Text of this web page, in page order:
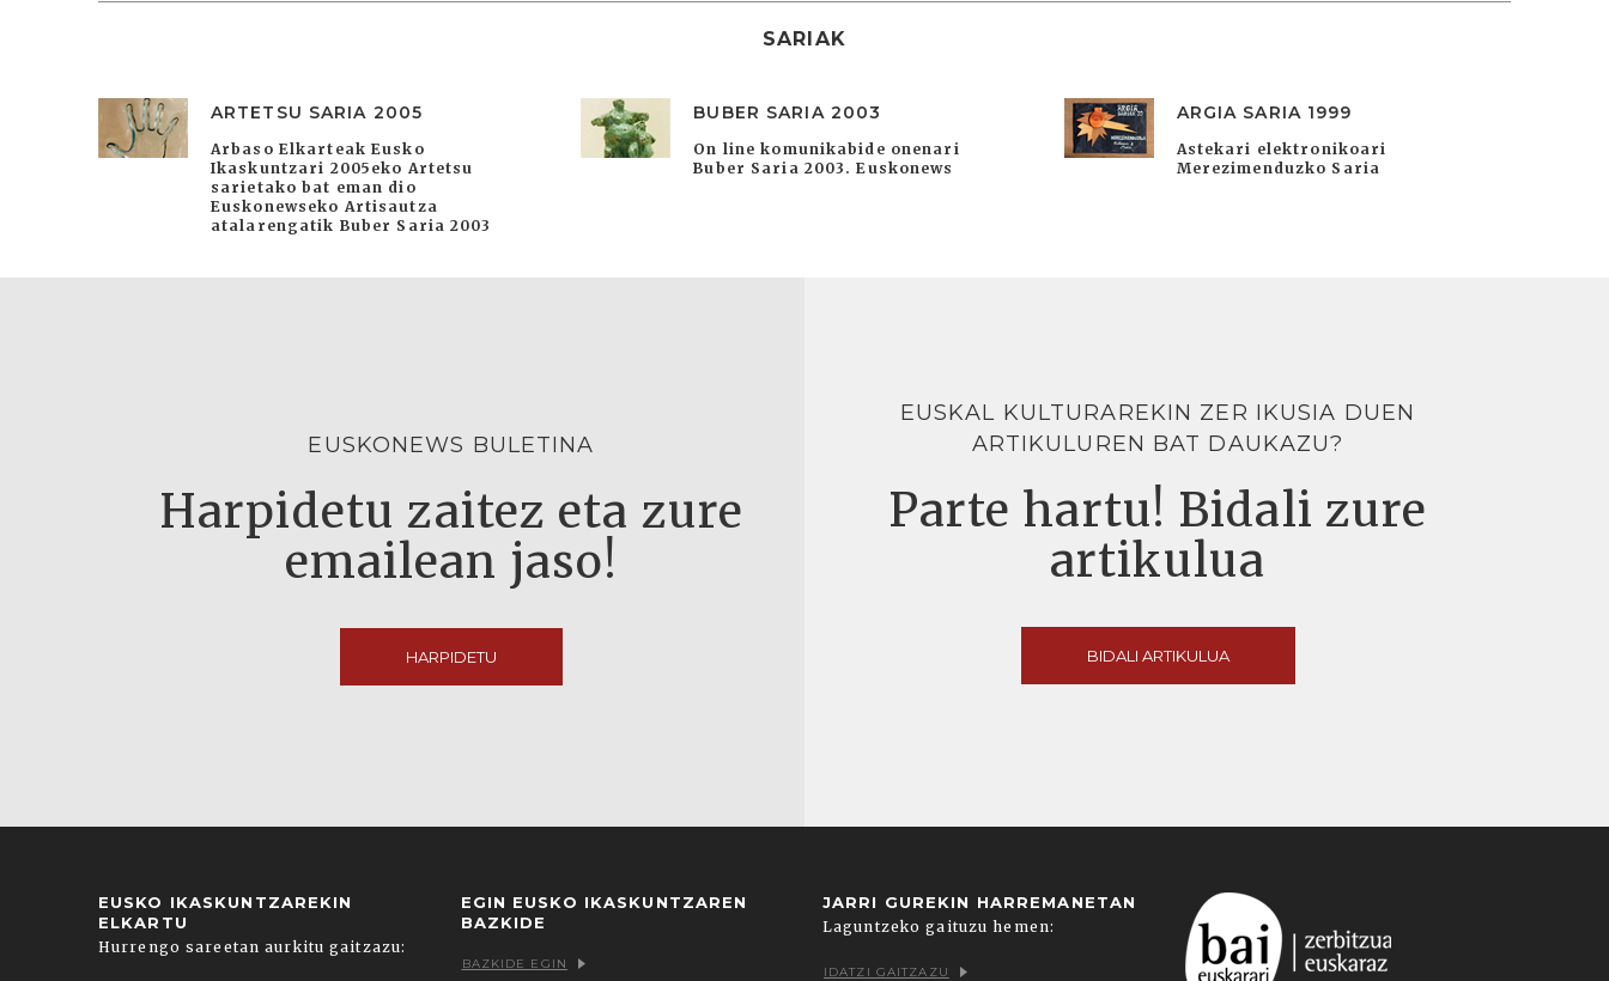
SARIAK
ARTETSU SARIA 2005
Arbaso Elkarteak Eusko
Ikaskuntzari 2005eko Artetsu
sarietako bat eman dio
Euskonewseko Artisautza
atalarengatik Buber Saria 2003
BUBER SARIA 2003
On line komunikabide onenari
Buber Saria 2003. Euskonews
ARGIA SARIA 1999
Astekari elektronikoari
Merezimenduzko Saria
EUSKONEWS BULETINA
Harpidetu zaitez eta zure
emailean jaso!
HARPIDETU
EUSKAL KULTURAREKIN ZER IKUSIA DUEN
ARTIKULUREN BAT DAUKAZU?
Parte hartu! Bidali zure
artikulua
BIDALI ARTIKULUA
EUSKO IKASKUNTZAREKIN
ELKARTU
Hurrengo sareetan aurkitu gaitzazu:
EGIN EUSKO IKASKUNTZAREN
BAZKIDE
BAZKIDE EGIN
JARRI GUREKIN HARREMANETAN
Laguntzeko gaituzu hemen:
IDATZI GAITZAZU